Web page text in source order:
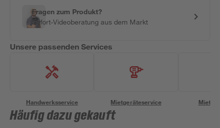
Fragen zum Produkt?
Sofort-Videoberatung aus dem Markt
Unsere passenden Services
Handwerksservice Mietgeräteservice
Häufig dazu gekauft